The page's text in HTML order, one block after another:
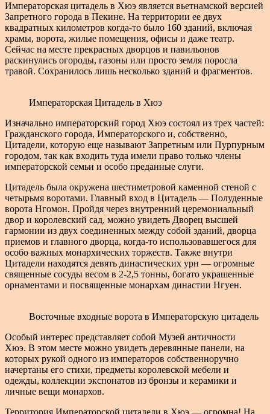
Императорская цитадель в Хюэ является вьетнамской версией
Запретного города в Пекине. На территории ее двух
квадратных километров когда-то было 160 зданий, включая
храмы, ворота, жилые помещения, офисы и даже театр.
Сейчас на месте прекрасных дворцов и павильонов
раскинулись огороды, газоны или просто земля поросла
травой. Сохранилось лишь несколько зданий и фрагментов.
Императорская Цитадель в Хюэ
Изначально императорский город Хюэ состоял из трех частей:
Гражданского города, Императорского и, собственно,
Цитадели, которую еще называют Запретным или Пурпурным
городом, так как входить туда имели право только члены
императорской семьи и особо преданные слуги.
Цитадель была окружена шестиметровой каменной стеной с
четырьмя воротами. Главный вход в Цитадель — Полуденные
ворота Нгомон. Пройдя через внутренний церемониальный
двор и королевский сад, можно увидеть Дворец высшей
гармонии из двух соединенных между собой зданий, дворца
приемов и главного дворца, когда-то использовавшегося для
особо важных монархических торжеств. Также внутри
Цитадели находятся девять династических урн — огромные
священные сосуды весом в 2-2,5 тонны, богато украшенные
орнаментами и посвященные монархам династии Нгуен.
Восточные входные ворота в Императорскую цитадель
Особый интерес представляет собой Музей античности
Хюэ. В этом месте можно увидеть деревянные панели, на
которых рукой одного из императоров собственноручно
начертаны его стихи, предметы королевской мебели и
одежды, коллекции экспонатов из бронзы и керамики и
личные вещи монархов.